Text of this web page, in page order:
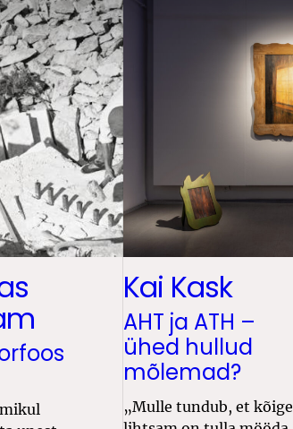
Kai Kask
AHT ja ATH –
ühed hullud
mõlemad?
„Mulle tundub, et kõige